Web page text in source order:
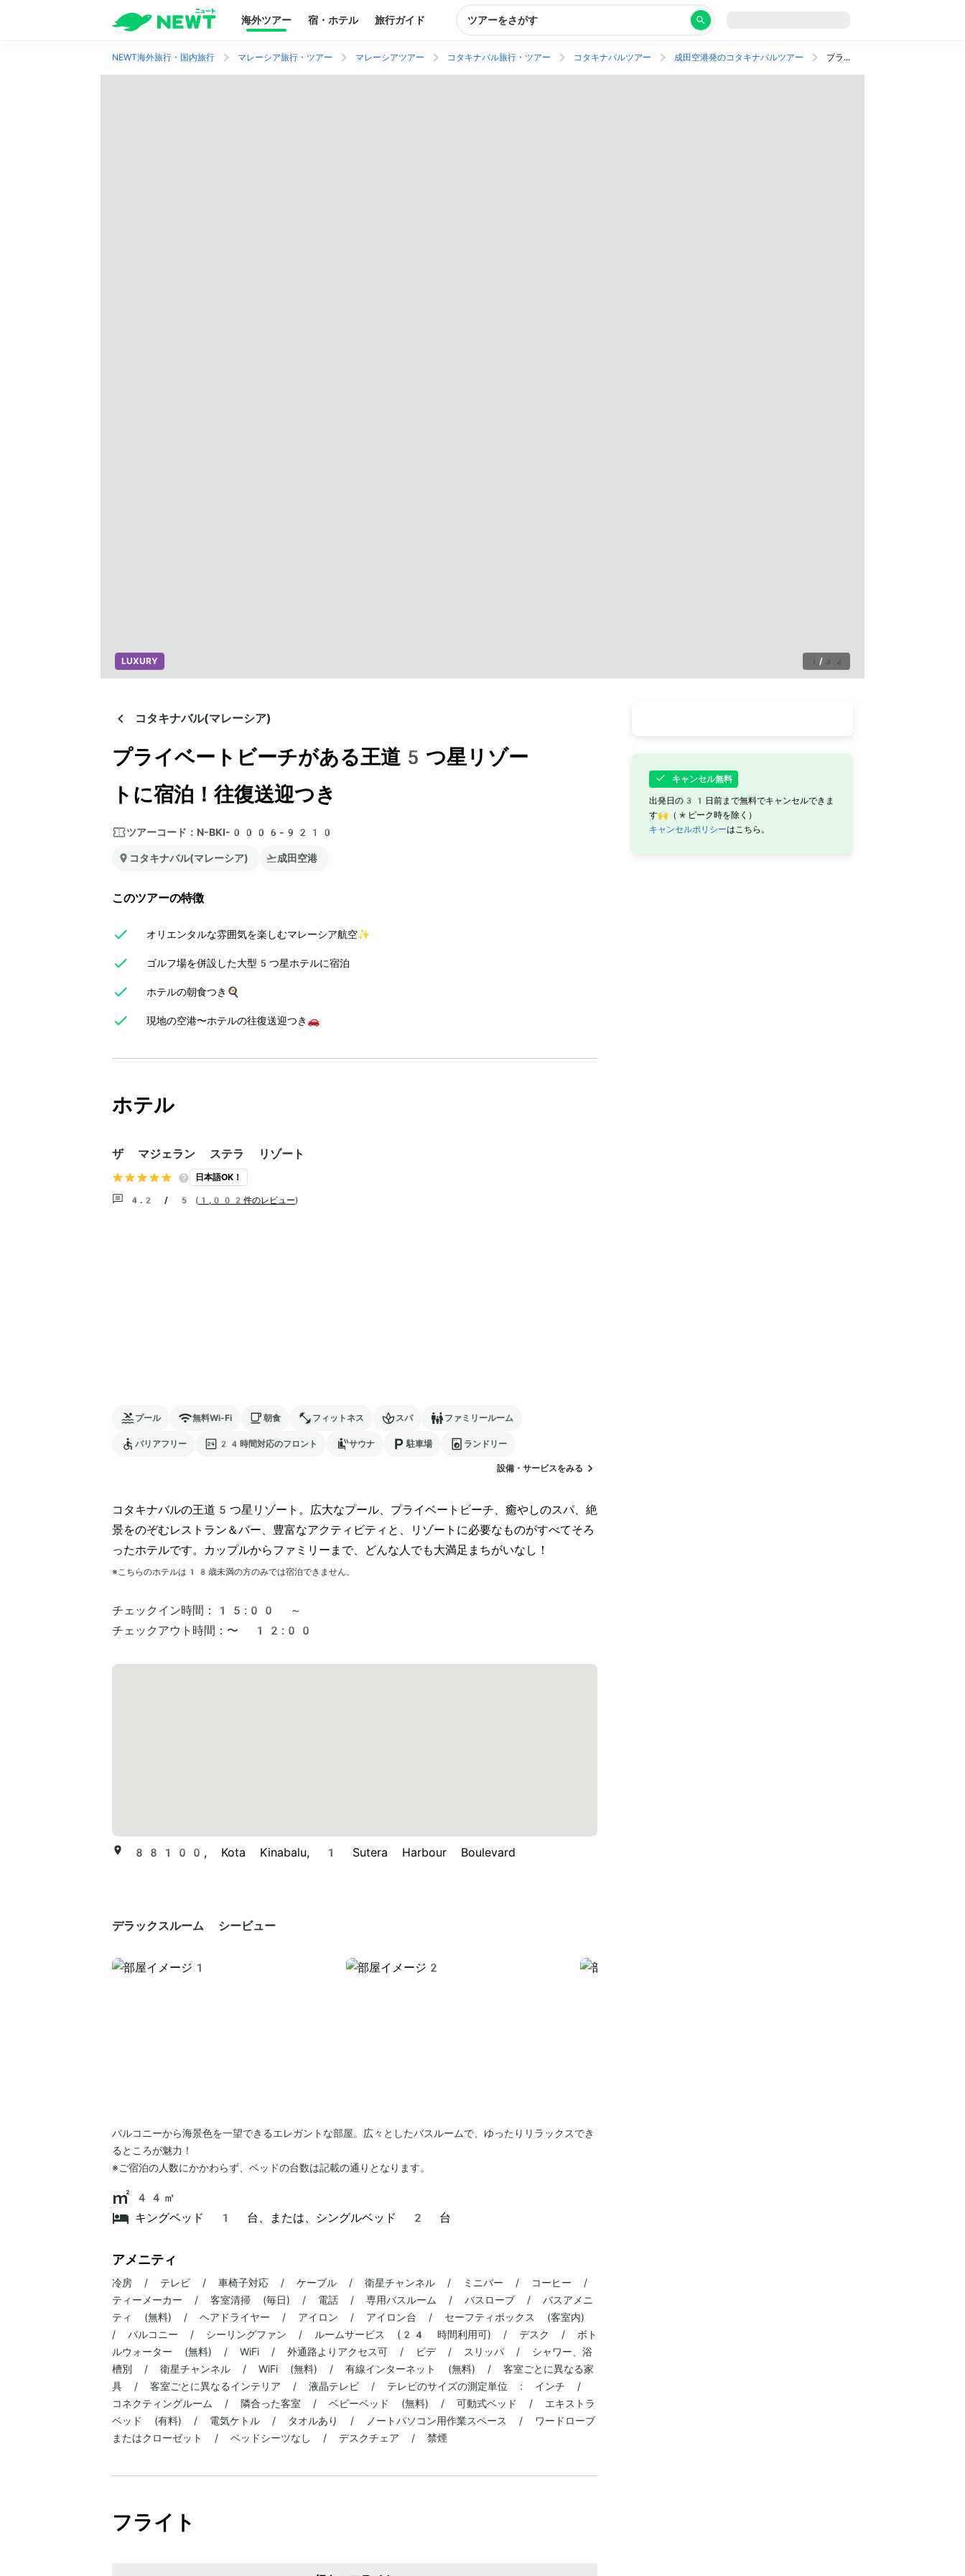
海外ツアー 宿・ホテル 旅行ガイド ツアーをさがす
NEWT海外旅行・国内旅行 マレーシア旅行・ツアー マレーシアツアー コタキナバル旅行・ツアー コタキナバルツアー 成田空港発のコタキナバルツアー プライベートビーチがある王道5つ星リゾートに宿泊！往復送迎つき
1 / 32
LUXURY
コタキナバル(マレーシア)
プライベートビーチがある王道5つ星リゾー
トに宿泊！往復送迎つき
ツアーコード： N-BKI-0006-9210
コタキナバル(マレーシア) 成田空港
このツアーの特徴
オリエンタルな雰囲気を楽しむマレーシア航空✨
ゴルフ場を併設した大型5つ星ホテルに宿泊
ホテルの朝食つき🍳
現地の空港〜ホテルの往復送迎つき🚗
ホテル
ザ マジェラン ステラ リゾート
日本語OK！
4.2 / 5 ( 1,002件のレビュー)
プール 無料Wi-Fi 朝食 フィットネス スパ ファミリールーム
バリアフリー 24時間対応のフロント サウナ 駐車場 ランドリー
設備・サービスをみる
コタキナバルの王道5つ星リゾート。広大なプール、プライベートビーチ、癒やしのスパ、絶
景をのぞむレストラン＆バー、豊富なアクティビティと、リゾートに必要なものがすべてそろ
ったホテルです。カップルからファミリーまで、どんな人でも大満足まちがいなし！
※こちらのホテルは 18 歳未満の方のみでは宿泊できません。
チェックイン時間：
15:00 ～
チェックアウト時間： 〜 12:00
88100, Kota Kinabalu, 1 Sutera Harbour Boulevard
デラックスルーム シービュー
バルコニーから海景色を一望できるエレガントな部屋。広々としたバスルームで、ゆったりリラックスでき
るところが魅力！
※ご宿泊の人数にかかわらず、ベッドの台数は記載の通りとなります。
44㎡
キングベッド 1 台、または、シングルベッド 2 台
アメニティ
冷房 / テレビ / 車椅子対応 / ケーブル / 衛星チャンネル / ミニバー / コーヒー /
ティーメーカー / 客室清掃 (毎日) / 電話 / 専用バスルーム / バスローブ / バスアメニ
ティ (無料) / ヘアドライヤー / アイロン / アイロン台 / セーフティボックス (客室内)
/ バルコニー / シーリングファン / ルームサービス (24 時間利用可) / デスク / ボト
ルウォーター (無料) / WiFi / 外通路よりアクセス可 / ビデ / スリッパ / シャワー、浴
槽別 / 衛星チャンネル / WiFi (無料) / 有線インターネット (無料) / 客室ごとに異なる家
具 / 客室ごとに異なるインテリア / 液晶テレビ / テレビのサイズの測定単位 : インチ /
コネクティングルーム / 隣合った客室 / ベビーベッド (無料) / 可動式ベッド / エキストラ
ベッド (有料) / 電気ケトル / タオルあり / ノートパソコン用作業スペース / ワードローブ
またはクローゼット / ベッドシーツなし / デスクチェア / 禁煙
フライト
キャンセル無料
出発日の31日前まで無料でキャンセルできま
す🙌（*ピーク時を除く）
キャンセルポリシーはこちら。